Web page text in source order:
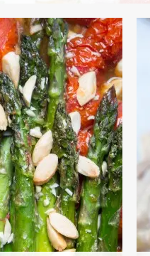
LUNCHE DO PRACY